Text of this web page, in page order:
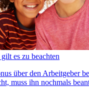
es zu beachten
über den Arbeitgeber
muss ihn nochmals